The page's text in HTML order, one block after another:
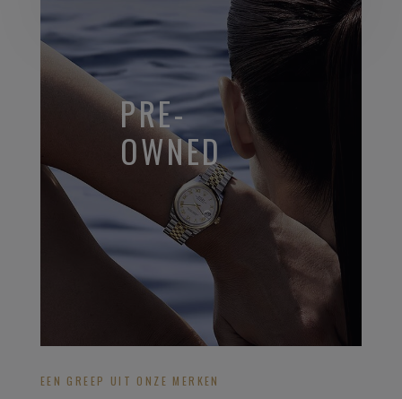
PRE-
OWNED
EEN GREEP UIT ONZE MERKEN